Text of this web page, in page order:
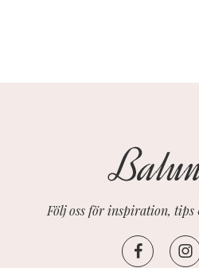
Följ oss för inspiration, tips